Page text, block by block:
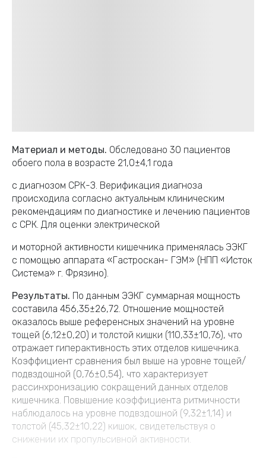
Материал и методы. Обследовано 30 пациентов
обоего пола в возрасте 21,0±4,1 года
с диагнозом СРК-З. Верификация диагноза
происходила согласно актуальным клиническим
рекомендациям по диагностике и лечению пациентов
с СРК. Для оценки электрической
и моторной активности кишечника применялась ЭЭКГ
с помощью аппарата «Гастроскан- ГЭМ» (НПП «Исток
Система» г. Фрязино).
Результаты. По данным ЭЭКГ суммарная мощность
составила 456,35±26,72. Отношение мощностей
оказалось выше референсных значений на уровне
тощей (6,12±0,20) и толстой кишки (110,33±10,76), что
отражает гиперактивность этих отделов кишечника.
Коэффициент сравнения был выше на уровне тощей/
подвздошной (0,76±0,54), что характеризует
рассинхронизацию сокращений данных отделов
кишечника. Повышение коэффициента ритмичности
наблюдалось на уровне подвздошной (9,32±1,14) и
толстой (45,32±10,22) кишок, свидетельствуя о
снижении их пропульсивной активности.